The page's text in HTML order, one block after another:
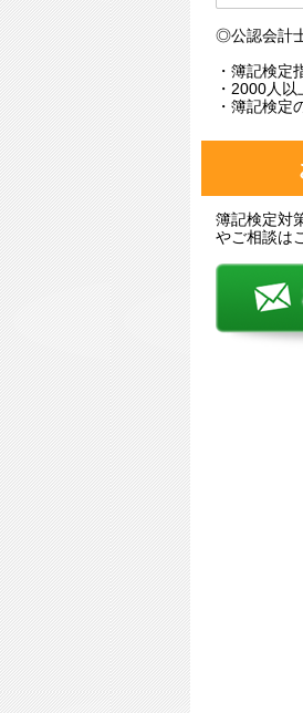
◎公認会計
・簿記検定
・2000人
・簿記検定
簿記検定対
やご相談は